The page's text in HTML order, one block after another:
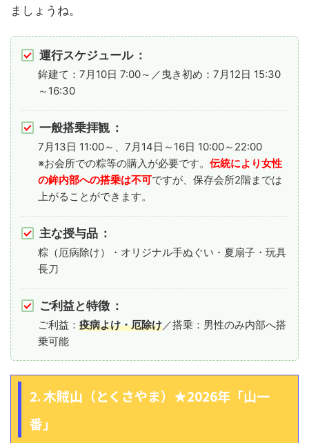
ましょうね。
運行スケジュール ：
鉾建て：7月10日 7:00～／曳き初め：7月12日 15:30
～16:30
一般搭乗拝観 ：
7月13日 11:00～、7月14日～16日 10:00～22:00
※お会所での粽等の購入が必要です。 伝統により女性
の鉾内部への搭乗は不可ですが、保存会所2階までは
上がることができます。
主な授与品 ：
粽（厄病除け）・オリジナル手ぬぐい・夏扇子・玩具
長刀
ご利益と特徴 ：
ご利益： 疫病よけ・厄除け／搭乗：男性のみ内部へ搭
乗可能
2. 木賊山（とくさやま）★2026年「山一
番」